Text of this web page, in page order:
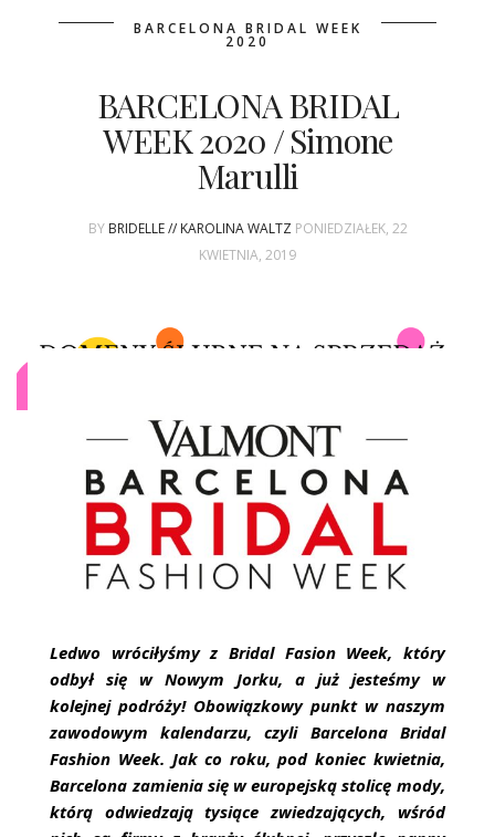
KONKURSY
KSIĄŻKI BRIDELLE
BRI GROUP
BARCELONA BRIDAL WEEK
2020
BARCELONA BRIDAL
WEEK 2020 / Simone
Marulli
BY BRIDELLE // KAROLINA WALTZ PONIEDZIAŁEK, 22
KWIETNIA, 2019
Ledwo wróciłyśmy z Bridal Fasion Week, który
odbył się w Nowym Jorku, a już jesteśmy w
kolejnej podróży! Obowiązkowy punkt w naszym
zawodowym kalendarzu, czyli Barcelona Bridal
Fashion Week. Jak co roku, pod koniec kwietnia,
Barcelona zamienia się w europejską stolicę mody,
którą odwiedzają tysiące zwiedzających, wśród